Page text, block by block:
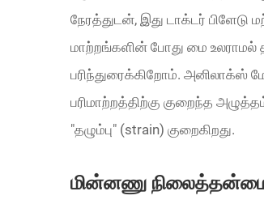
நேரத்துடன், இது டாக்டர் பிளேடு
மாற்றங்களின் போது மை உலராமல்
பரிந்துரைக்கிறோம். அனிலாக்ஸ்
பரிமாற்றத்திற்கு குறைந்த
"தழும்பு" (strain) குறைகிறது.
மின்னணு நிலைத்தன்மை